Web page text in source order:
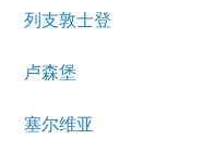
列支敦士登
卢森堡
塞尔维亚